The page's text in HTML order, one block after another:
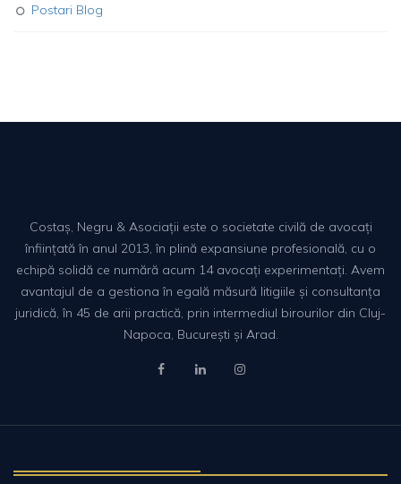
Postari Blog
Costaș, Negru & Asociații este o societate civilă de avocați
înființată în anul 2013, în plină expansiune profesională, cu o
echipă solidă ce numără acum 14 avocați experimentați. Avem
avantajul de a gestiona în egală măsură litigiile și consultanța
juridică, în 45 de arii practică, prin intermediul birourilor din Cluj-
Napoca, București și Arad.